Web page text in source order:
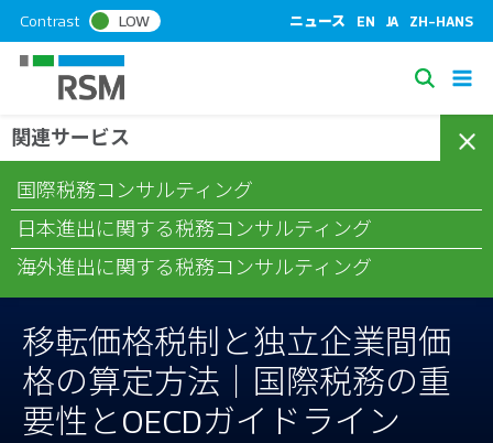
k
n
Contrast LOW ニュース EN JA ZH-HANS
S
c
ホーム/コラム
の算定方法｜国際税務の重要性とOECDガイドライン
移転価格税制と独立企業間価
格の算定方法｜国際税務の重
要性とOECDガイドライン
関連サービス
国際税務コンサルティング
日本進出に関する税務コンサルティング
海外進出に関する税務コンサルティング